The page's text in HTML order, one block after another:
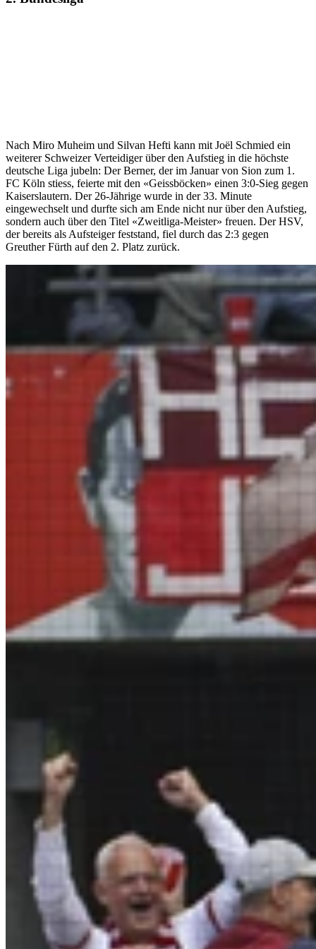
Nach Miro Muheim und Silvan Hefti kann mit Joël Schmied ein
weiterer Schweizer Verteidiger über den Aufstieg in die höchste
deutsche Liga jubeln: Der Berner, der im Januar von Sion zum 1.
FC Köln stiess, feierte mit den «Geissböcken» einen 3:0-Sieg gegen
Kaiserslautern. Der 26-Jährige wurde in der 33. Minute
eingewechselt und durfte sich am Ende nicht nur über den Aufstieg,
sondern auch über den Titel «Zweitliga-Meister» freuen. Der HSV,
der bereits als Aufsteiger feststand, fiel durch das 2:3 gegen
Greuther Fürth auf den 2. Platz zurück.